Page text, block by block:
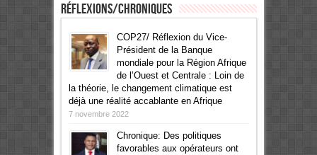
Réflexions/Chroniques
COP27/ Réflexion du Vice-
Président de la Banque
mondiale pour la Région Afrique
de l’Ouest et Centrale : Loin de
la théorie, le changement climatique est
déjà une réalité accablante en Afrique
7 novembre 2022
Chronique: Des politiques
favorables aux opérateurs ont